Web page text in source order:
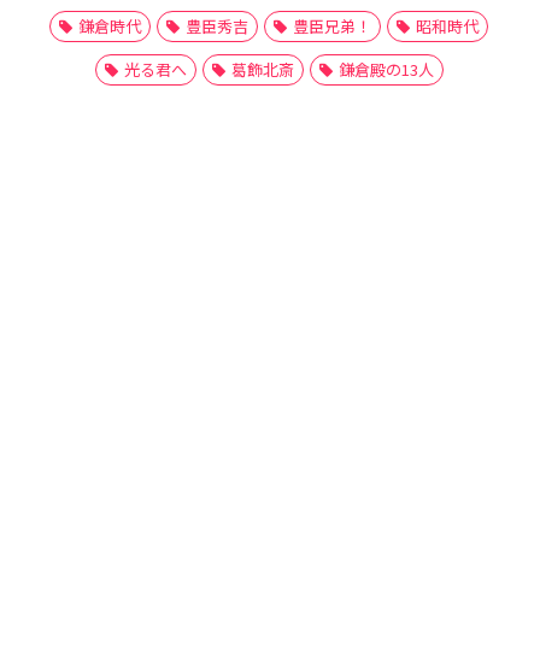
鎌倉時代
豊臣秀吉 豊臣兄弟！
昭和時代
光る君へ
葛飾北斎 鎌倉殿の13人